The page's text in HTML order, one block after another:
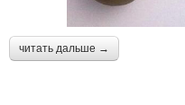
читать дальше →